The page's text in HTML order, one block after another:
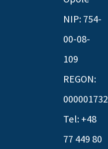
NIP: 754-
00-08-
109
REGON:
000001732
Tel: +48
77 449 80